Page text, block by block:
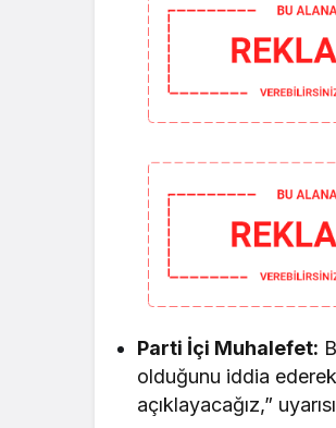
Parti İçi Muhalefet:
olduğunu iddia
açıklayacağız,”